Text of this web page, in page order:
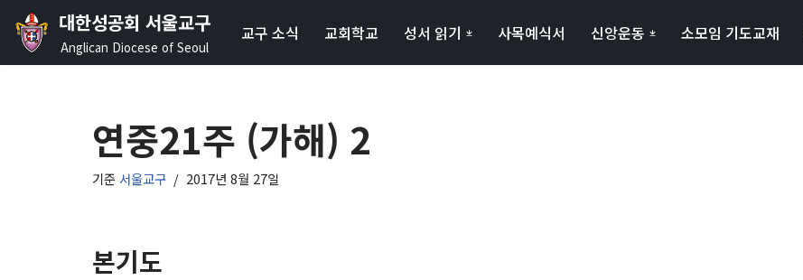
콘
대한성공회 서울교구
Anglican Diocese of Seoul
교구 소식 교회학교 성서 읽기 사목예식서 신앙운동 소모임 기도교재
연중21주 (가해) 2
기준 서울교구 2017년 8월 27일
본기도